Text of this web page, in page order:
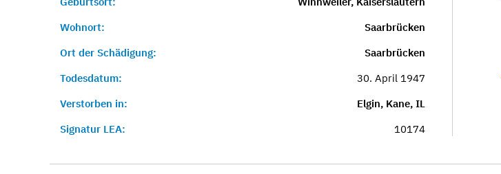
Wohnort:
Saarbrücken
Ort der Schädigung:
Saarbrücken
Todesdatum:
30. April 1947
Verstorben in:
Elgin, Kane, IL
Signatur LEA:
10174